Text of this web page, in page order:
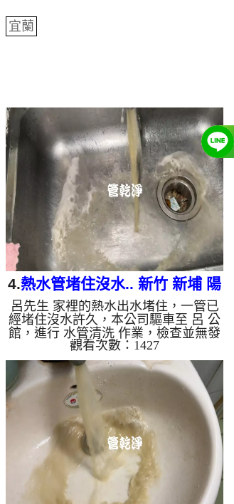
宜蘭
4.熱水管堵住沒水.. 新竹 新埔 陽
明街 水管清洗
呂先生 家裡的熱水出水堵住，一管已
經堵住沒水許久，本公司驅車至 呂 公
館，進行 水管清洗 作業，檢查並無發
現，本公司裝設 高周波水管清洗機，
注入 檸檬酸 至水管，等了約15分，開
啟 水管清洗機 ，啟動 螺旋波 模式，
一洗水管就流出棕色銹水，兩個多小時
後，出水變乾淨熱水出水量也恢復了。
如是自來水，如水管老化，會產生鐵鏽
跟泥沙堆積，洗出來的水就會是咖啡
色，地下水含有氧化錳，管壁上會結成
黑色管垢，洗出來的水會跟石油一樣
黑，有些洗出綠色的水，是因為裡面有
銅的物質，生鏽產生銅綠，如是藍色的
水，是因...
觀看次數：1427